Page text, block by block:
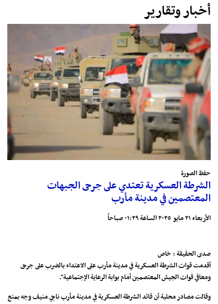
أخبار وتقارير
حفظ الصورة
الشرطة العسكرية تعتدي على جرحى الجبهات
المعتصمين في مدينة مأرب
الأربعاء ٢١ مايو ٢٠٢٥ الساعة ٠١:٢٩ صباحاً
صدى الحقيقة : خاص
أقدمت قوات الشرطة العسكرية في مدينة مأرب على الاعتداء بالضرب على جرحى
ومعاقي قوات الجيش المعتصمين أمام بوابة الرعاية الإجتماعية".
وقالت مصادر محلية أن قائد الشرطة العسكرية في مدينة مأرب ناجي منيف وجه بمنع